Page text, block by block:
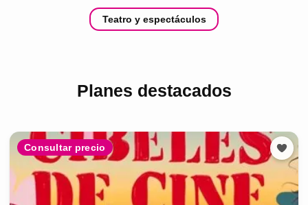
Teatro y espectáculos
Planes destacados
Consultar precio